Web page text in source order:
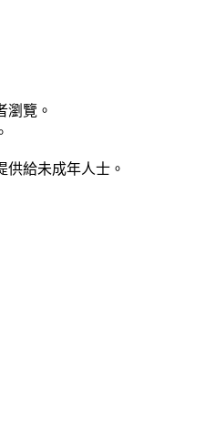
瀏覽。
供給未成年人士。